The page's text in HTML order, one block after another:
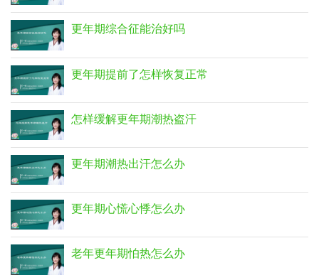
更年期综合征能治好吗
更年期提前了怎样恢复正常
怎样缓解更年期潮热盗汗
更年期潮热出汗怎么办
更年期心慌心悸怎么办
老年更年期怕热怎么办